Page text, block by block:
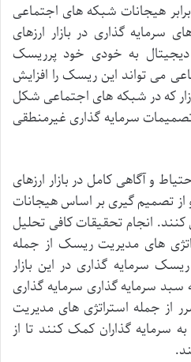
برابر هیجانات شبکه های اجتماعی
سرمایه گذاری در بازار ارزهای
دیجیتال به خودی خود پرریسک
می تواند این ریسکرا افزایش
کهدر شبکه های اجتماعی شکل
سرمایه گذاری غیرمنطقی
و آگاهی کامل در بازار ارزهای
از تصمیمگیری بر اساسهیجانات
کنند. انجامتحقیقاتکافی تحلیل
های مدیریت ریسک از جمله
ریسک سرمایه گذاری در این بازار
سبد سرمایه گذاری سرمایه گذاری
از جمله استراتژی های مدیریت
به سرمایه گذاران کمک کنند تا از
.